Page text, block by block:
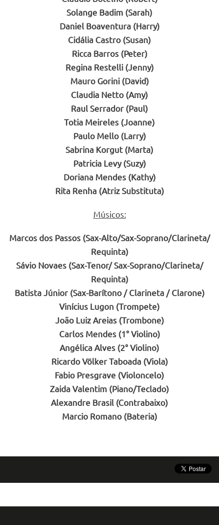
Solange Badim (Sarah)
Daniel Boaventura (Harry)
Cidália Castro (Susan)
Ricca Barros (Peter)
Regina Restelli (Jenny)
Mauro Gorini (David)
Claudia Netto (Amy)
Raul Serrador (Paul)
Totia Meireles (Joanne)
Paulo Mello (Larry)
Sabrina Korgut (Marta)
Patricia Levy (Suzy)
Doriana Mendes (Kathy)
Rita Renha (Atriz Substituta)
Músicos:
Marcos dos Passos (Sax-Alto/Sax-Soprano/Clarineta/
Requinta)
Sávio Novaes (Sax-Tenor/ Sax-Soprano/Clarineta/
Requinta)
Batista Júnior (Sax-Barítono / Clarineta / Clarone)
Vinícius Lugon (Trompete)
João Luiz Areias (Trombone)
Carlos Mendes (1° Violino)
Angélica Alves (2° Violino)
Ricardo Völker Taboada (Viola)
Fabio Presgrave (Violoncelo)
Zaida Valentim (Piano/Teclado)
Alexandre Brasil (Contrabaixo)
Marcio Romano (Bateria)